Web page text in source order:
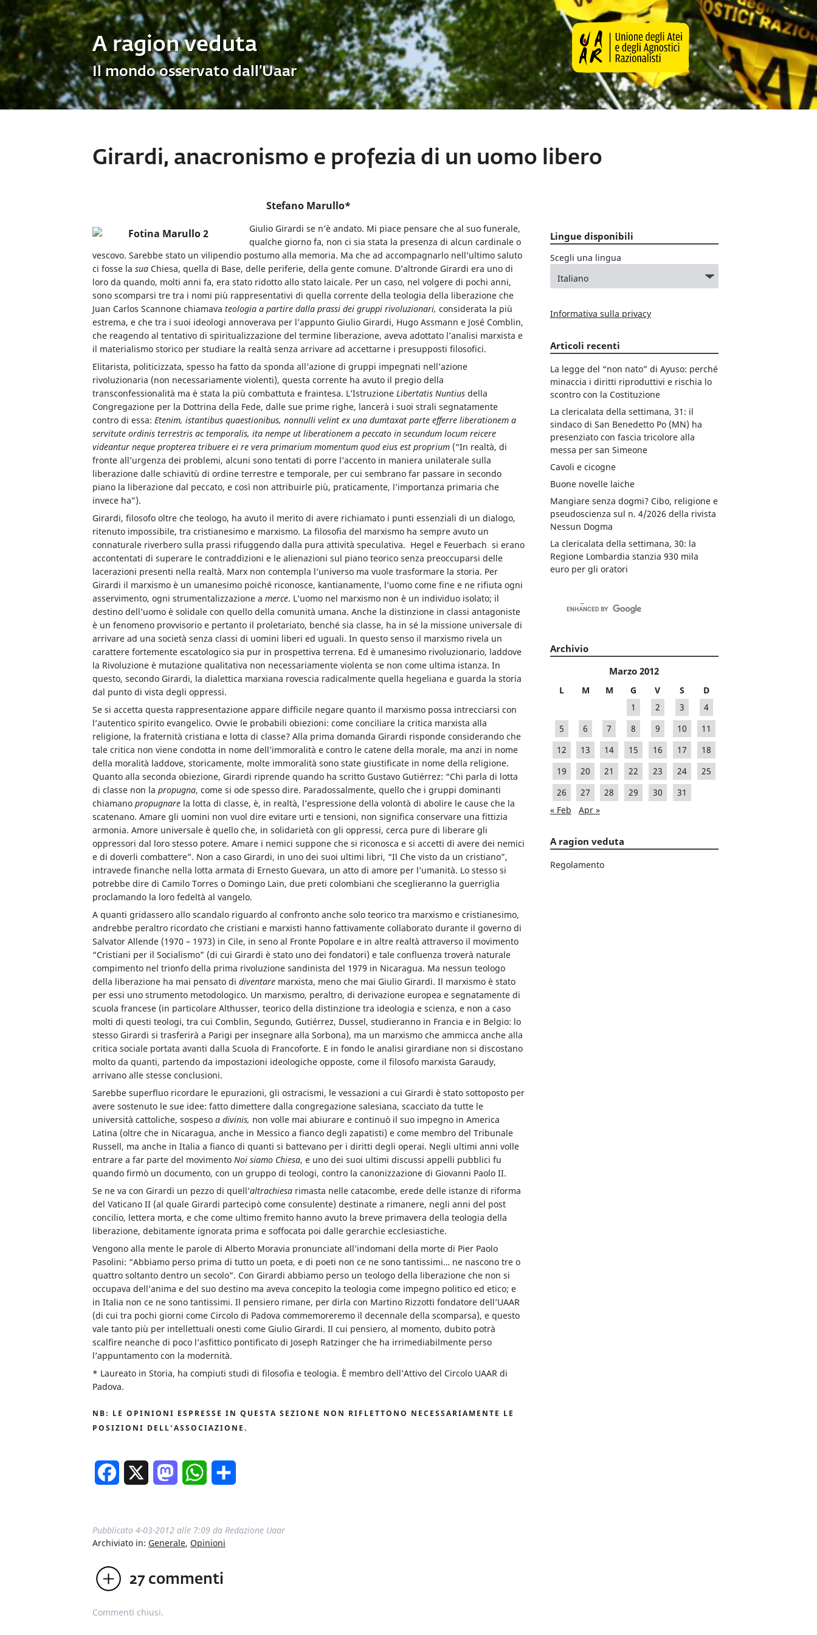
A ragion veduta
Il mondo osservato dall’Uaar
Girardi, anacronismo e profezia di un uomo libero
Stefano Marullo*
Giulio Girardi se n’è andato. Mi piace pensare che al suo funerale,
qualche giorno fa, non ci sia stata la presenza di alcun cardinale o
vescovo. Sarebbe stato un vilipendio postumo alla memoria. Ma che ad accompagnarlo nell’ultimo saluto
ci fosse la sua Chiesa, quella di Base, delle periferie, della gente comune. D’altronde Girardi era uno di
loro da quando, molti anni fa, era stato ridotto allo stato laicale. Per un caso, nel volgere di pochi anni,
sono scomparsi tre tra i nomi più rappresentativi di quella corrente della teologia della liberazione che
Juan Carlos Scannone chiamava teologia a partire dalla prassi dei gruppi rivoluzionari, considerata la più
estrema, e che tra i suoi ideologi annoverava per l’appunto Giulio Girardi, Hugo Assmann e José Comblin,
che reagendo al tentativo di spiritualizzazione del termine liberazione, aveva adottato l’analisi marxista e
il materialismo storico per studiare la realtà senza arrivare ad accettarne i presupposti filosofici.
Elitarista, politicizzata, spesso ha fatto da sponda all’azione di gruppi impegnati nell’azione
rivoluzionaria (non necessariamente violenti), questa corrente ha avuto il pregio della
transconfessionalità ma è stata la più combattuta e fraintesa. L’Istruzione Libertatis Nuntius della
Congregazione per la Dottrina della Fede, dalle sue prime righe, lancerà i suoi strali segnatamente
contro di essa: Etenim, istantibus quaestionibus, nonnulli velint ex una dumtaxat parte efferre liberationem a
servitute ordinis terrestris ac temporalis, ita nempe ut liberationem a peccato in secundum locum reicere
videantur neque propterea tribuere ei re vera primarium momentum quod eius est proprium (“In realtà, di
fronte all’urgenza dei problemi, alcuni sono tentati di porre l’accento in maniera unilaterale sulla
liberazione dalle schiavitù di ordine terrestre e temporale, per cui sembrano far passare in secondo
piano la liberazione dal peccato, e così non attribuirle più, praticamente, l’importanza primaria che
invece ha”).
Girardi, filosofo oltre che teologo, ha avuto il merito di avere richiamato i punti essenziali di un dialogo,
ritenuto impossibile, tra cristianesimo e marxismo. La filosofia del marxismo ha sempre avuto un
connaturale riverbero sulla prassi rifuggendo dalla pura attività speculativa. Hegel e Feuerbach si erano
accontentati di superare le contraddizioni e le alienazioni sul piano teorico senza preoccuparsi delle
lacerazioni presenti nella realtà. Marx non contempla l’universo ma vuole trasformare la storia. Per
Girardi il marxismo è un umanesimo poiché riconosce, kantianamente, l’uomo come fine e ne rifiuta ogni
asservimento, ogni strumentalizzazione a merce. L’uomo nel marxismo non è un individuo isolato; il
destino dell’uomo è solidale con quello della comunità umana. Anche la distinzione in classi antagoniste
è un fenomeno provvisorio e pertanto il proletariato, benché sia classe, ha in sé la missione universale di
arrivare ad una società senza classi di uomini liberi ed uguali. In questo senso il marxismo rivela un
carattere fortemente escatologico sia pur in prospettiva terrena. Ed è umanesimo rivoluzionario, laddove
la Rivoluzione è mutazione qualitativa non necessariamente violenta se non come ultima istanza. In
questo, secondo Girardi, la dialettica marxiana rovescia radicalmente quella hegeliana e guarda la storia
dal punto di vista degli oppressi.
Se si accetta questa rappresentazione appare difficile negare quanto il marxismo possa intrecciarsi con
l’autentico spirito evangelico. Ovvie le probabili obiezioni: come conciliare la critica marxista alla
religione, la fraternità cristiana e lotta di classe? Alla prima domanda Girardi risponde considerando che
tale critica non viene condotta in nome dell’immoralità e contro le catene della morale, ma anzi in nome
della moralità laddove, storicamente, molte immoralità sono state giustificate in nome della religione.
Quanto alla seconda obiezione, Girardi riprende quando ha scritto Gustavo Gutiérrez: “Chi parla di lotta
di classe non la propugna, come si ode spesso dire. Paradossalmente, quello che i gruppi dominanti
chiamano propugnare la lotta di classe, è, in realtà, l’espressione della volontà di abolire le cause che la
scatenano. Amare gli uomini non vuol dire evitare urti e tensioni, non significa conservare una fittizia
armonia. Amore universale è quello che, in solidarietà con gli oppressi, cerca pure di liberare gli
oppressori dal loro stesso potere. Amare i nemici suppone che si riconosca e si accetti di avere dei nemici
e di doverli combattere”. Non a caso Girardi, in uno dei suoi ultimi libri, “Il Che visto da un cristiano”,
intravede finanche nella lotta armata di Ernesto Guevara, un atto di amore per l’umanità. Lo stesso si
potrebbe dire di Camilo Torres o Domingo Lain, due preti colombiani che sceglieranno la guerriglia
proclamando la loro fedeltà al vangelo.
A quanti gridassero allo scandalo riguardo al confronto anche solo teorico tra marxismo e cristianesimo,
andrebbe peraltro ricordato che cristiani e marxisti hanno fattivamente collaborato durante il governo di
Salvator Allende (1970 – 1973) in Cile, in seno al Fronte Popolare e in altre realtà attraverso il movimento
“Cristiani per il Socialismo” (di cui Girardi è stato uno dei fondatori) e tale confluenza troverà naturale
compimento nel trionfo della prima rivoluzione sandinista del 1979 in Nicaragua. Ma nessun teologo
della liberazione ha mai pensato di diventare marxista, meno che mai Giulio Girardi. Il marxismo è stato
per essi uno strumento metodologico. Un marxismo, peraltro, di derivazione europea e segnatamente di
scuola francese (in particolare Althusser, teorico della distinzione tra ideologia e scienza, e non a caso
molti di questi teologi, tra cui Comblin, Segundo, Gutiérrez, Dussel, studieranno in Francia e in Belgio: lo
stesso Girardi si trasferirà a Parigi per insegnare alla Sorbona), ma un marxismo che ammicca anche alla
critica sociale portata avanti dalla Scuola di Francoforte. E in fondo le analisi girardiane non si discostano
molto da quanti, partendo da impostazioni ideologiche opposte, come il filosofo marxista Garaudy,
arrivano alle stesse conclusioni.
Sarebbe superfluo ricordare le epurazioni, gli ostracismi, le vessazioni a cui Girardi è stato sottoposto per
avere sostenuto le sue idee: fatto dimettere dalla congregazione salesiana, scacciato da tutte le
università cattoliche, sospeso a divinis, non volle mai abiurare e continuò il suo impegno in America
Latina (oltre che in Nicaragua, anche in Messico a fianco degli zapatisti) e come membro del Tribunale
Russell, ma anche in Italia a fianco di quanti si battevano per i diritti degli operai. Negli ultimi anni volle
entrare a far parte del movimento Noi siamo Chiesa, e uno dei suoi ultimi discussi appelli pubblici fu
quando firmò un documento, con un gruppo di teologi, contro la canonizzazione di Giovanni Paolo II.
Se ne va con Girardi un pezzo di quell’altrachiesa rimasta nelle catacombe, erede delle istanze di riforma
del Vaticano II (al quale Girardi partecipò come consulente) destinate a rimanere, negli anni del post
concilio, lettera morta, e che come ultimo fremito hanno avuto la breve primavera della teologia della
liberazione, debitamente ignorata prima e soffocata poi dalle gerarchie ecclesiastiche.
Vengono alla mente le parole di Alberto Moravia pronunciate all’indomani della morte di Pier Paolo
Pasolini: “Abbiamo perso prima di tutto un poeta, e di poeti non ce ne sono tantissimi… ne nascono tre o
quattro soltanto dentro un secolo”. Con Girardi abbiamo perso un teologo della liberazione che non si
occupava dell’anima e del suo destino ma aveva concepito la teologia come impegno politico ed etico; e
in Italia non ce ne sono tantissimi. Il pensiero rimane, per dirla con Martino Rizzotti fondatore dell’UAAR
(di cui tra pochi giorni come Circolo di Padova commemoreremo il decennale della scomparsa), e questo
vale tanto più per intellettuali onesti come Giulio Girardi. Il cui pensiero, al momento, dubito potrà
scalfire neanche di poco l’asfittico pontificato di Joseph Ratzinger che ha irrimediabilmente perso
l’appuntamento con la modernità.
* Laureato in Storia, ha compiuti studi di filosofia e teologia. È membro dell’Attivo del Circolo UAAR di
Padova.
NB: LE OPINIONI ESPRESSE IN QUESTA SEZIONE NON RIFLETTONO NECESSARIAMENTE LE
POSIZIONI DELL’ASSOCIAZIONE.
Facebook MastodonWhatsApp
Pubblicato 4-03-2012 alle 7:09 da Redazione Uaar
Archiviato in: Generale, Opinioni
27 commenti
Commenti chiusi.
Lingue disponibili
Scegli una lingua
Informativa sulla privacy
Articoli recenti
La legge del “non nato” di Ayuso: perché
minaccia i diritti riproduttivi e rischia lo
scontro con la Costituzione
La clericalata della settimana, 31: il
sindaco di San Benedetto Po (MN) ha
presenziato con fascia tricolore alla
messa per san Simeone
Cavoli e cicogne
Buone novelle laiche
Mangiare senza dogmi? Cibo, religione e
pseudoscienza sul n. 4/2026 della rivista
Nessun Dogma
La clericalata della settimana, 30: la
Regione Lombardia stanzia 930 mila
euro per gli oratori
Archivio
Marzo 2012
L M M G V S
D
1
2 3
4
5
6 7 8 9 10
11
12
13 14 15 16 17
18
19
20 21 22 23 24
25
26
27 28 29 30
31
« Feb
Apr »
A ragion veduta
Regolamento